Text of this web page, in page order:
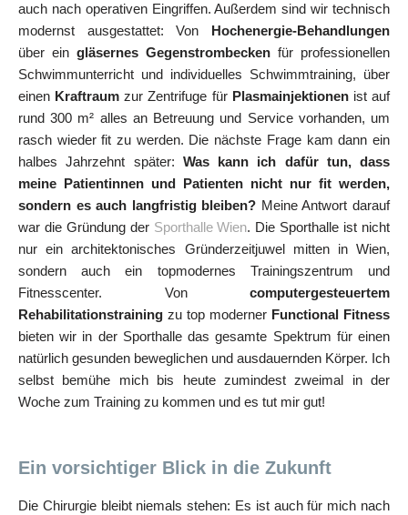
auch nach operativen Eingriffen. Außerdem sind wir technisch
modernst ausgestattet: Von Hochenergie-Behandlungen
über ein gläsernes Gegenstrombecken für professionellen
Schwimmunterricht und individuelles Schwimmtraining, über
einen Kraftraum zur Zentrifuge für Plasmainjektionenist auf
rund 300 m² alles an Betreuung und Service vorhanden, um
rasch wieder fit zu werden. Die nächste Frage kam dann ein
halbes Jahrzehnt später: Was kann ich dafür tun, dass
meine Patientinnen und Patienten nicht nur fit werden,
sondern es auch langfristig bleiben? Meine Antwort darauf
war die Gründung der Sporthalle Wien. Die Sporthalle ist nicht
nur ein architektonisches Gründerzeitjuwel mitten in Wien,
sondern auch ein topmodernes Trainingszentrum und
Fitnesscenter. Von computergesteuertem
Rehabilitationstraining zu top moderner Functional Fitness
bieten wir in der Sporthalle das gesamte Spektrum für einen
natürlich gesunden beweglichen und ausdauernden Körper. Ich
selbst bemühe mich bis heute zumindest zweimal in der
Woche zum Training zu kommen und es tut mir gut!
Ein vorsichtiger Blick in die Zukunft
Die Chirurgie bleibt niemals stehen: Es ist auch für mich nach